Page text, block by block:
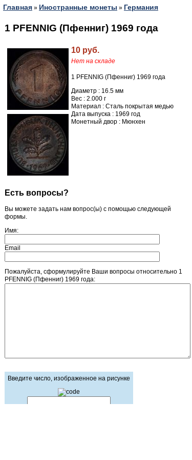
Главная » Иностранные монеты » Германия
1 PFENNIG (Пфенниг) 1969 года
10 руб.
Нет на складе
1 PFENNIG (Пфенниг) 1969 года
Диаметр : 16.5 мм
Вес : 2.000 г
Материал : Сталь покрытая медью
Дата выпуска : 1969 год
Монетный двор : Мюнхен
Есть вопросы?
Вы можете задать нам вопрос(ы) с помощью следующей
формы.
Имя:
Email
Пожалуйста, сформулируйте Ваши вопросы относительно 1
PFENNIG (Пфенниг) 1969 года:
Введите число, изображенное на рисунке